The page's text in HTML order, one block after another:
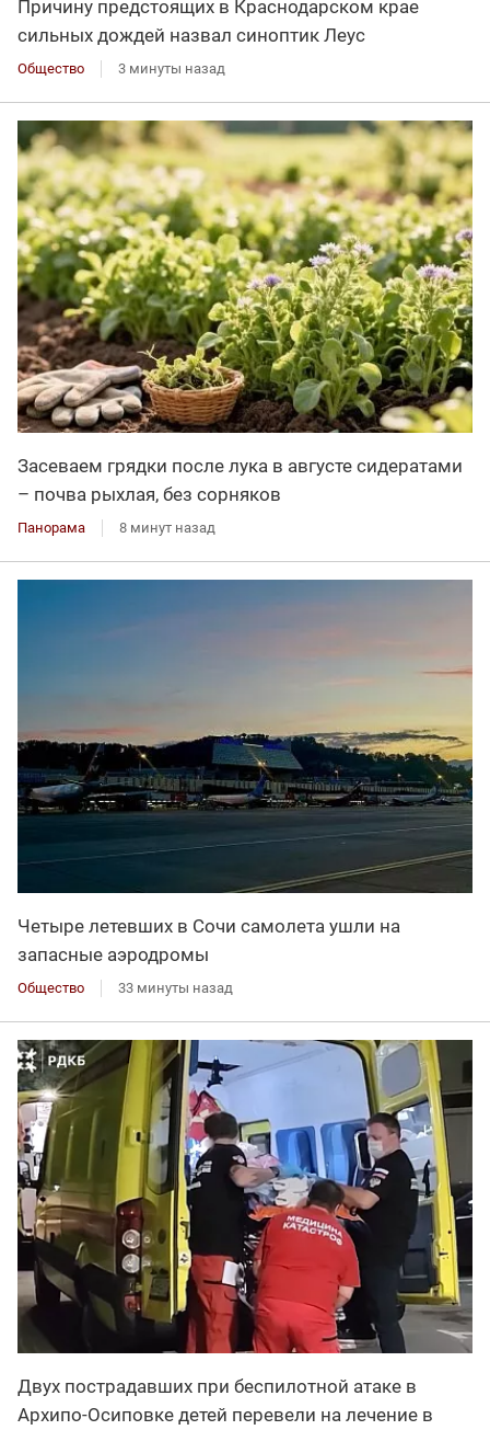
Причину предстоящих в Краснодарском крае
сильных дождей назвал синоптик Леус
Общество 3 минуты назад
Засеваем грядки после лука в августе сидератами
– почва рыхлая, без сорняков
Панорама 8 минут назад
Четыре летевших в Сочи самолета ушли на
запасные аэродромы
Общество 33 минуты назад
Двух пострадавших при беспилотной атаке в
Архипо-Осиповке детей перевели на лечение в